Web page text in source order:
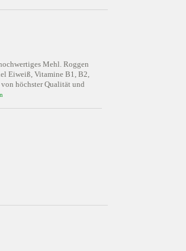
Mehl. Roggen
Eiweiß, Vitamine B1, B2,
höchster Qualität und